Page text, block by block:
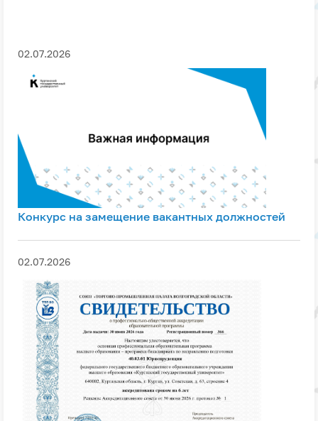
02.07.2026
Конкурс на замещение вакантных должностей
02.07.2026